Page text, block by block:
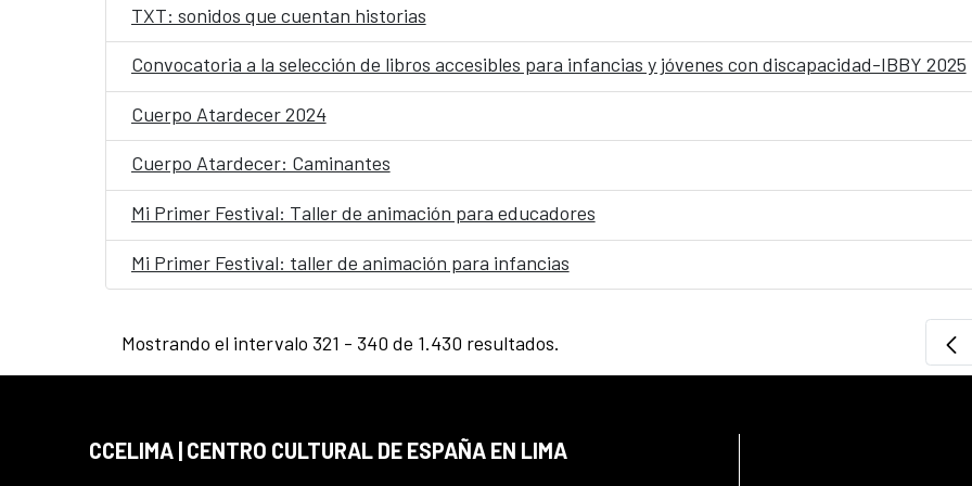
TXT: sonidos que cuentan historias
Convocatoria a la selección de libros accesibles para infancias y jóvenes con discapacidad-IBBY 2025
Cuerpo Atardecer 2024
Cuerpo Atardecer: Caminantes
Mi Primer Festival: Taller de animación para educadores
Mi Primer Festival: taller de animación para infancias
Mostrando el intervalo 321 - 340 de 1.430 resultados.
CCELIMA | CENTRO CULTURAL DE ESPAÑA EN LIMA